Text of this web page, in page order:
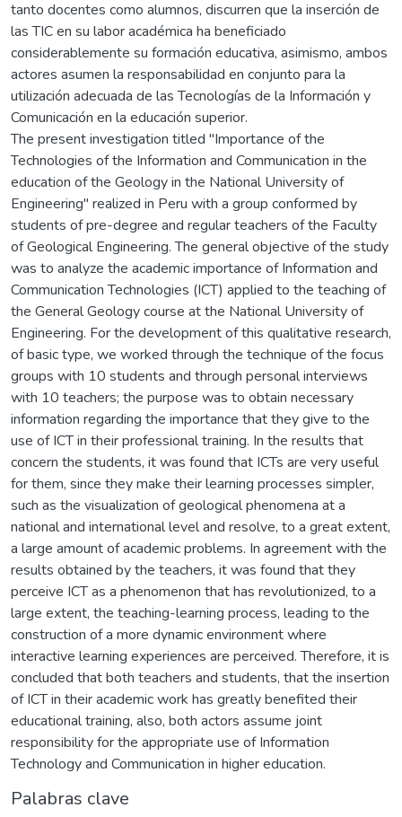
tanto docentes como alumnos, discurren que la inserción de
las TIC en su labor académica ha beneficiado
considerablemente su formación educativa, asimismo, ambos
actores asumen la responsabilidad en conjunto para la
utilización adecuada de las Tecnologías de la Información y
Comunicación en la educación superior.
The present investigation titled "Importance of the
Technologies of the Information and Communication in the
education of the Geology in the National University of
Engineering" realized in Peru with a group conformed by
students of pre-degree and regular teachers of the Faculty
of Geological Engineering. The general objective of the study
was to analyze the academic importance of Information and
Communication Technologies (ICT) applied to the teaching of
the General Geology course at the National University of
Engineering. For the development of this qualitative research,
of basic type, we worked through the technique of the focus
groups with 10 students and through personal interviews
with 10 teachers; the purpose was to obtain necessary
information regarding the importance that they give to the
use of ICT in their professional training. In the results that
concern the students, it was found that ICTs are very useful
for them, since they make their learning processes simpler,
such as the visualization of geological phenomena at a
national and international level and resolve, to a great extent,
a large amount of academic problems. In agreement with the
results obtained by the teachers, it was found that they
perceive ICT as a phenomenon that has revolutionized, to a
large extent, the teaching-learning process, leading to the
construction of a more dynamic environment where
interactive learning experiences are perceived. Therefore, it is
concluded that both teachers and students, that the insertion
of ICT in their academic work has greatly benefited their
educational training, also, both actors assume joint
responsibility for the appropriate use of Information
Technology and Communication in higher education.
Palabras clave